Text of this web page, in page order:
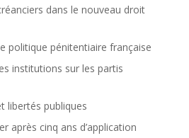
dans le nouveau droit
politique pénitentiaire française
institutions sur les partis
libertés publiques
après cinq ans d’application